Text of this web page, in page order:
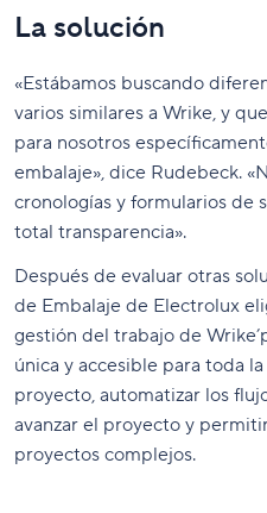
La solución
«Estábamos buscando
varios similares a Wrike, y
para nosotros
embalaje», dice Rudebeck.
cronologías y formularios de
total transparencia».
Después de evaluar otras
de Embalaje de Electrolux
gestión del trabajo de
única y accesible para toda
proyecto, automatizar los
avanzar el proyecto y
proyectos complejos.